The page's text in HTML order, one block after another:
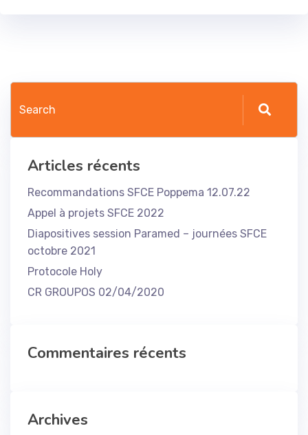
Articles récents
Recommandations SFCE Poppema 12.07.22
Appel à projets SFCE 2022
Diapositives session Paramed – journées SFCE
octobre 2021
Protocole Holy
CR GROUPOS 02/04/2020
Commentaires récents
Archives